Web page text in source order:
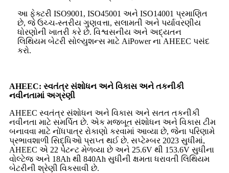
આ ફેક્ટરી ISO9001, ISO45001 અને ISO14001 પ્રમાણિત
છે, જે ઉચ્ચ-સ્તરીય ગુણવત્તા, સલામતી અને પર્યાવરણીય
ધોરણોની ખાતરી કરે છે. વિશ્વસનીય અને અદ્યતન
લિથિયમ બેટરી સોલ્યુશન્સ માટે AiPower ના AHEEC પસંદ
કરો.
AHEEC: સ્વતંત્ર સંશોધન અને વિકાસ અને તકનીકી
નવીનતામાં અગ્રણી
AHEEC સ્વતંત્ર સંશોધન અને વિકાસ અને સતત તકનીકી
નવીનતા માટે સમર્પિત છે. એક મજબૂત સંશોધન અને વિકાસ ટીમ
બનાવવા માટે નોંધપાત્ર રોકાણો કરવામાં આવ્યા છે, જેના પરિણામે
પ્રભાવશાળી સિદ્ધિઓ પ્રાપ્ત થઈ છે. સપ્ટેમ્બર 2023 સુધીમાં,
AHEEC એ 22 પેટન્ટ મેળવ્યા છે અને 25.6V થી 153.6V સુધીના
વોલ્ટેજ અને 18Ah થી 840Ah સુધીની ક્ષમતા ધરાવતી લિથિયમ
બેટરીની શ્રેણી વિકસાવી છે.